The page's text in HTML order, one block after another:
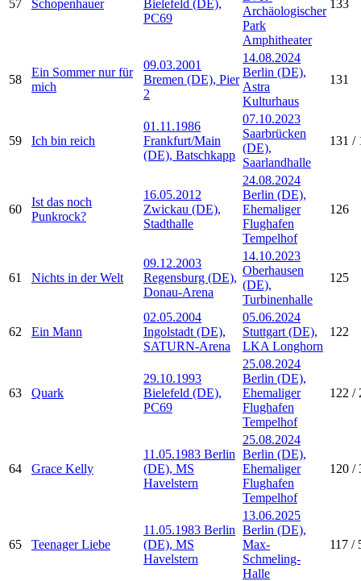
57 Schopenhauer
Bielefeld (DE),
PC69
Archäologischer
Park
Amphitheater
133
58
Ein Sommer nur für
mich
09.03.2001
Bremen (DE), Pier
2
14.08.2024
Berlin (DE),
Astra
Kulturhaus
131
59 Ich bin reich
01.11.1986
Frankfurt/Main
(DE), Batschkapp
07.10.2023
Saarbrücken
(DE),
Saarlandhalle
131 /
60
Ist das noch
Punkrock?
16.05.2012
Zwickau (DE),
Stadthalle
24.08.2024
Berlin (DE),
Ehemaliger
Flughafen
Tempelhof
126
61 Nichts in der Welt
09.12.2003
Regensburg (DE),
Donau-Arena
14.10.2023
Oberhausen
(DE),
Turbinenhalle
125
62 Ein Mann
02.05.2004
Ingolstadt (DE),
SATURN-Arena
05.06.2024
Stuttgart (DE),
LKA Longhorn
122
63 Quark
29.10.1993
Bielefeld (DE),
PC69
25.08.2024
Berlin (DE),
Ehemaliger
Flughafen
Tempelhof
122 /
64 Grace Kelly
11.05.1983 Berlin
(DE), MS
Havelstern
25.08.2024
Berlin (DE),
Ehemaliger
Flughafen
Tempelhof
120 /
65 Teenager Liebe
11.05.1983 Berlin
(DE), MS
Havelstern
13.06.2025
Berlin (DE),
Max-
Schmeling-
Halle
117 /